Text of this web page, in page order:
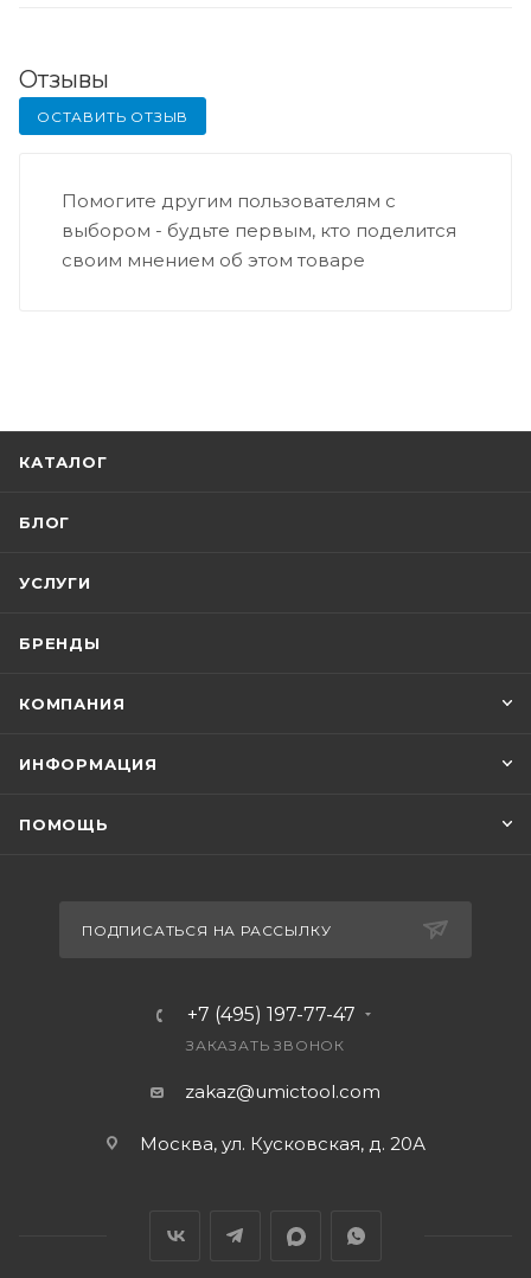
Отзывы
ОСТАВИТЬ ОТЗЫВ
Помогите другим пользователям с
выбором - будьте первым, кто поделится
своим мнением об этом товаре
КАТАЛОГ
БЛОГ
УСЛУГИ
БРЕНДЫ
КОМПАНИЯ
ИНФОРМАЦИЯ
ПОМОЩЬ
ПОДПИСАТЬСЯ НА РАССЫЛКУ
+7 (495) 197-77-47
ЗАКАЗАТЬ ЗВОНОК
zakaz@umictool.com
Москва, ул. Кусковская, д. 20А